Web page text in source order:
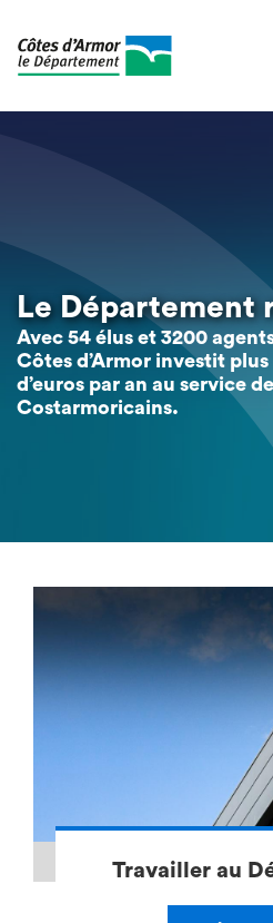
Le Département
Avec 54 élus et 3200
Côtes d’Armor investit
d’euros par an au service
Costarmoricains.
Travailler au